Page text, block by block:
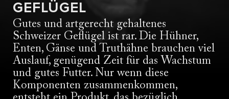
GEFLÜGEL
Gutes und artgerecht gehaltenes
Schweizer Geflügel ist rar. Die Hühner,
Enten, Gänse und Truthähne brauchen viel
Auslauf, genügend Zeit für das Wachstum
und gutes Futter. Nur wenn diese
Komponenten zusammenkommen,